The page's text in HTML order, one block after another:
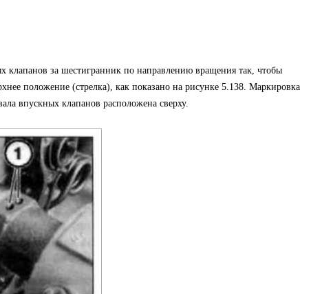
клапанов за шестигранник по направлению вращения так, чтобы
положение (стрелка), как показано на рисунке 5.138. Маркировка
впускных клапанов расположена сверху.